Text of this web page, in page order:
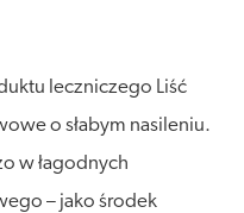
leczniczego Liść
o słabym nasileniu.
w łagodnych
– jako środek